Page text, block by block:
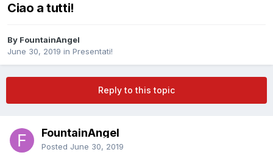
Ciao a tutti!
By FountainAngel
June 30, 2019 in Presentati!
Reply to this topic
FountainAngel
Posted June 30, 2019